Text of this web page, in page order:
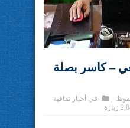
– كاسر بصلة
في أخبار ثقافية
زيارة